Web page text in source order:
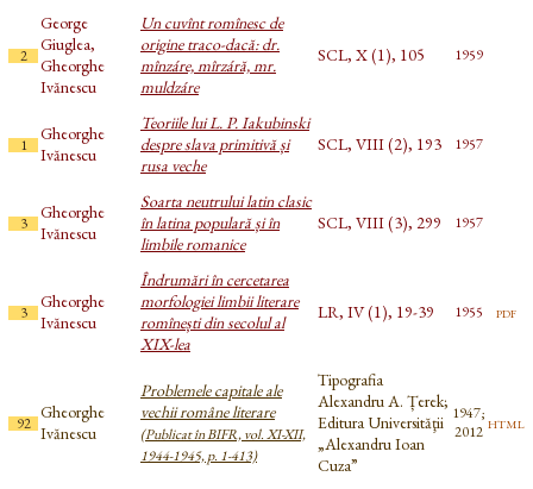
2
George
Giuglea,
Gheorghe
Ivănescu
Un cuvînt romînesc de
origine traco-dacă: dr.
mînzáre, mîrzáră, mr.
muldzáre
SCL, X (1), 105 1959
1
Gheorghe
Ivănescu
Teoriile lui L. P. Iakubinski
despre slava primitivă și
rusa veche
SCL, VIII (2), 193 1957
3
Gheorghe
Ivănescu
Soarta neutrului latin clasic
în latina populară și în
limbile romanice
SCL, VIII (3), 299 1957
3
Gheorghe
Ivănescu
Îndrumări în cercetarea
morfologiei limbii literare
romînești din secolul al
XIX-lea
LR, IV (1), 19-39 1955 pdf
92
Gheorghe
Ivănescu
Problemele capitale ale
vechii române literare
(Publicat în BIFR, vol. XI-XII,
1944-1945, p. 1-413)
Tipografia
Alexandru A. Țerek;
Editura Universităţii
„Alexandru Ioan
Cuza”
1947;
2012 html